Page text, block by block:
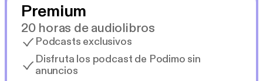
Premium
20 horas de audiolibros
Podcasts exclusivos
Disfruta los podcast de Podimo sin
anuncios